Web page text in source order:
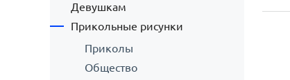
Девушкам
Прикольные рисунки
Приколы
Общество